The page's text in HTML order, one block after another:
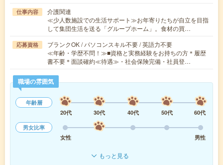
仕事内容
介護関連
≪少人数施設での生活サポート≫お年寄りたちが自立を目指
して集団生活を送る「グループホーム」。食材の買…
応募資格
ブランクOK / パソコンスキル不要 / 英語力不要
≪年齢・学歴不問！≫■資格と実務経験をお持ちの方＊履歴
書不要＊面談確約≪待遇≫・社会保険完備・社員登…
職場の雰囲気
年齢層
20代
30代 40代 50代
60代
男女比率
女性
男性
もっと見る